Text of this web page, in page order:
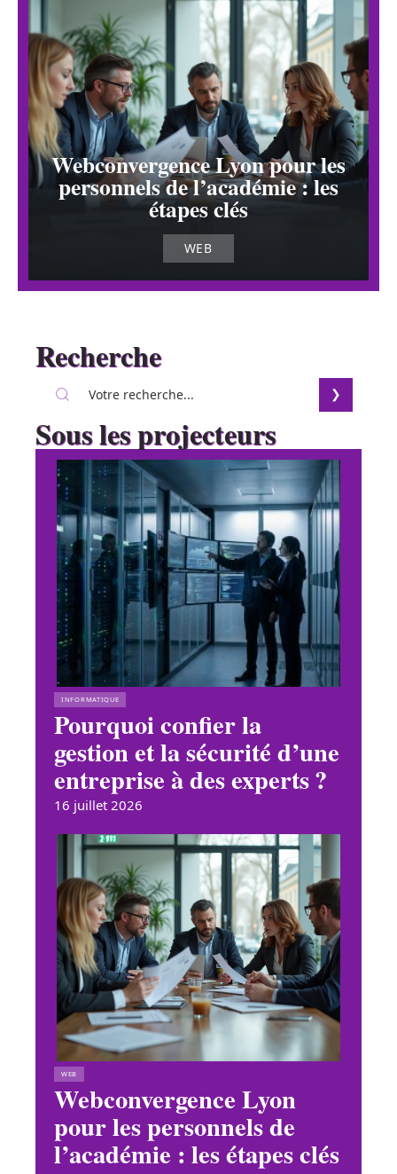
Webconvergence Lyon pour les
personnels de l’académie : les
étapes clés
WEB
Recherche
Sous les projecteurs
INFORMATIQUE
Pourquoi confier la
gestion et la sécurité d’une
entreprise à des experts ?
16 juillet 2026
WEB
Webconvergence Lyon
pour les personnels de
l’académie : les étapes clés